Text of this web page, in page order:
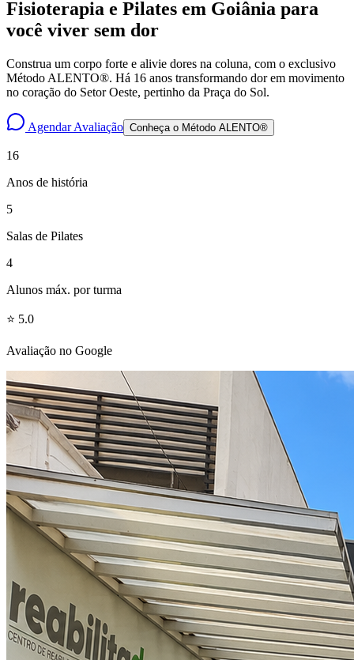
Fisioterapia e Pilates em Goiânia para
você viver sem dor
Construa um corpo forte e alivie dores na coluna, com o exclusivo
Método ALENTO®. Há 16 anos transformando dor em movimento
no coração do Setor Oeste, pertinho da Praça do Sol.
Agendar Avaliação Conheça o Método ALENTO®
16
Anos de história
5
Salas de Pilates
4
Alunos máx. por turma
⭐ 5.0
Avaliação no Google